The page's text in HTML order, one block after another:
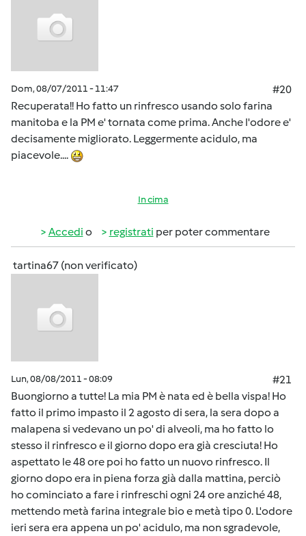
Dom, 08/07/2011 - 11:47
#20
Recuperata!! Ho fatto un rinfresco usando solo farina
manitoba e la PM e' tornata come prima. Anche l'odore e'
decisamente migliorato. Leggermente acidulo, ma
piacevole....
In cima
Accedi o registrati per poter commentare
tartina67 (non verificato)
Lun, 08/08/2011 - 08:09
#21
Buongiorno a tutte! La mia PM è nata ed è bella vispa! Ho
fatto il primo impasto il 2 agosto di sera, la sera dopo a
malapena si vedevano un po' di alveoli, ma ho fatto lo
stesso il rinfresco e il giorno dopo era già cresciuta! Ho
aspettato le 48 ore poi ho fatto un nuovo rinfresco. Il
giorno dopo era in piena forza già dalla mattina, perciò
ho cominciato a fare i rinfreschi ogni 24 ore anziché 48,
mettendo metà farina integrale bio e metà tipo 0. L'odore
ieri sera era appena un po' acidulo, ma non sgradevole,